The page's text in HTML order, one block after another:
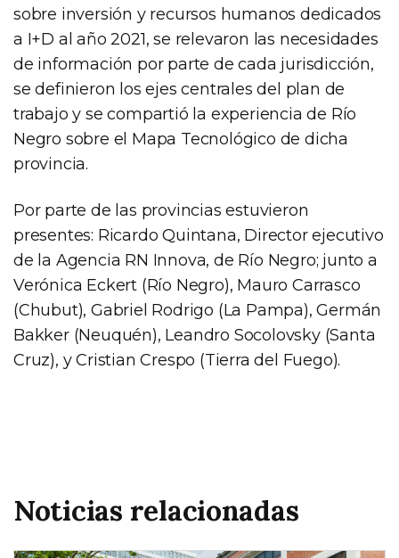
sobre inversión y recursos humanos dedicados
a I+D al año 2021, se relevaron las necesidades
de información por parte de cada jurisdicción,
se definieron los ejes centrales del plan de
trabajo y se compartió la experiencia de Río
Negro sobre el Mapa Tecnológico de dicha
provincia.
Por parte de las provincias estuvieron
presentes: Ricardo Quintana, Director ejecutivo
de la Agencia RN Innova, de Río Negro; junto a
Verónica Eckert (Río Negro), Mauro Carrasco
(Chubut), Gabriel Rodrigo (La Pampa), Germán
Bakker (Neuquén), Leandro Socolovsky (Santa
Cruz), y Cristian Crespo (Tierra del Fuego).
Noticias relacionadas